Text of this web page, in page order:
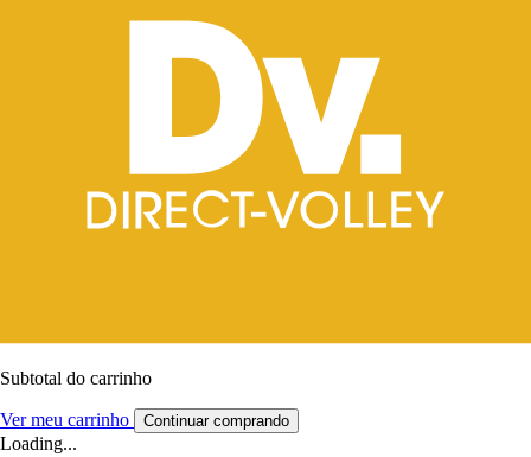
Subtotal do carrinho
Ver meu carrinho Continuar comprando
Loading...